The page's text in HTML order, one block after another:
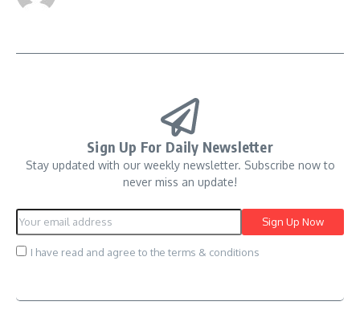
Sign Up For Daily Newsletter
Stay updated with our weekly newsletter. Subscribe now to
never miss an update!
I have read and agree to the terms & conditions